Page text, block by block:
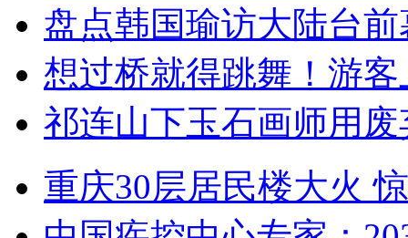
盘点韩国瑜访大陆台
想过桥就得跳舞！游客
祁连山下玉石画师用
重庆30层居民楼大火